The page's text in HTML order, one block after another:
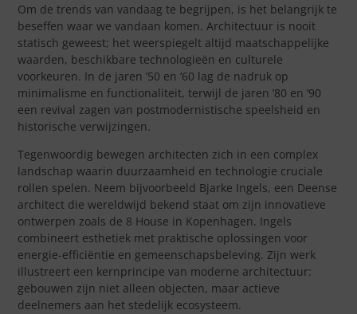
Om de trends van vandaag te begrijpen, is het belangrijk te
beseffen waar we vandaan komen. Architectuur is nooit
statisch geweest; het weerspiegelt altijd maatschappelijke
waarden, beschikbare technologieën en culturele
voorkeuren. In de jaren ’50 en ’60 lag de nadruk op
minimalisme en functionaliteit, terwijl de jaren ’80 en ’90
een revival zagen van postmodernistische speelsheid en
historische verwijzingen.
Tegenwoordig bewegen architecten zich in een complex
landschap waarin duurzaamheid en technologie cruciale
rollen spelen. Neem bijvoorbeeld Bjarke Ingels, een Deense
architect die wereldwijd bekend staat om zijn innovatieve
ontwerpen zoals de 8 House in Kopenhagen. Ingels
combineert esthetiek met praktische oplossingen voor
energie-efficiëntie en gemeenschapsbeleving. Zijn werk
illustreert een kernprincipe van moderne architectuur:
gebouwen zijn niet alleen objecten, maar actieve
deelnemers aan het stedelijk ecosysteem.